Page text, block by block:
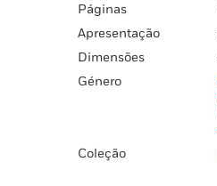
Páginas
Apresentação
Dimensões
Género
Coleção